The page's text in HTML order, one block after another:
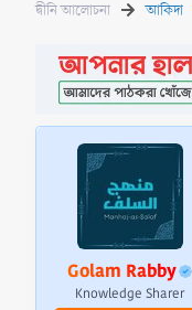
e
s
t
r
t
দ্বীনি আলোচনা আকিদা
Golam Rabby
Knowledge Sharer